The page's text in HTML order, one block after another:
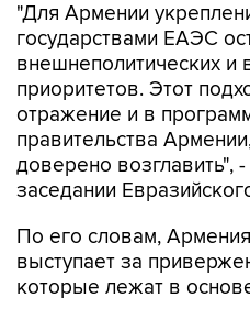
"Для Армении
государствами ЕАЭС
внешнеполитических и
приоритетов. Этот
отражение и в
правительства
доверено возглавить",
заседании
По его словам,
выступает за
которые лежат в